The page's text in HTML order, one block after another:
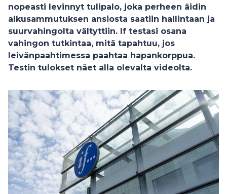
nopeasti levinnyt tulipalo, joka perheen äidin
alkusammutuksen ansiosta saatiin hallintaan ja
suurvahingolta vältyttiin. If testasi osana
vahingon tutkintaa, mitä tapahtuu, jos
leivänpaahtimessa paahtaa hapankorppua.
Testin tulokset näet alla olevalta videolta.